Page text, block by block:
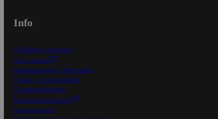
Info
S-Business yrityksille
Oiva-raportit
Osuuskauppojen yhteystiedot
Tilaus- ja toimitusehdot
Tietosuojakäytäntö
Palvelun käyttöehdot
Saavutettavuus